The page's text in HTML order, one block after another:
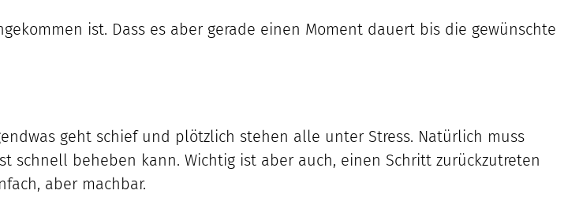
ist. Dass es aber gerade einen Moment dauert bis die gewünschte
geht schief und plötzlich stehen alle unter Stress. Natürlich muss
schnell beheben kann. Wichtig ist aber auch, einen Schritt zurückzutreten
aber machbar.